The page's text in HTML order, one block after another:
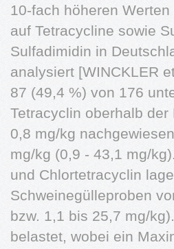
10-fach höheren
auf Tetracycline sowie
Sulfadimidin in
analysiert [WINCKLER
87 (49,4 %) von 176
Tetracyclin oberhalb
0,8 mg/kg
mg/kg (0,9 - 43,1 mg/
und Chlortetracyclin
Schweinegülleproben
bzw. 1,1 bis 25,7 mg/
belastet, wobei ein